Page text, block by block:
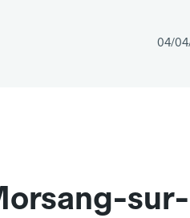
04/
sur-